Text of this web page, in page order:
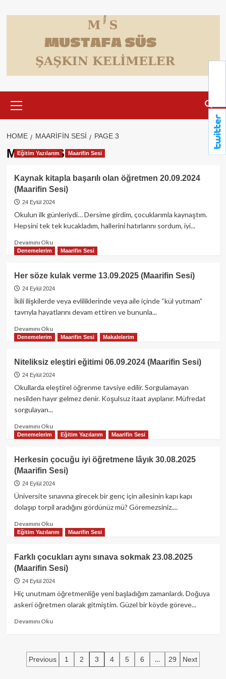
to
Menu
HOME MAARIFIN SESI PAGE 3
Maarifin Sesi
Eğitim Yazılarım Maarifin Sesi
Kaynak kitapla başarılı olan öğretmen 20.09.2024
(Maarifin Sesi)
24 Eylül 2024
Okulun ilk günleriydi… Dersime girdim, çocuklarımla kaynaştım.
Hepsini tek tek kucakladım, hallerini hatırlarını sordum, iyi...
Devamını OkuRead
more
kitapla
başarılı
olan
öğretmen
(Maarifin
Sesi)
Denemelerim Maarifin Sesi
Her söze kulak verme 13.09.2025 (Maarifin Sesi)
24 Eylül 2024
İkili ilişkilerde veya evliliklerinde veya aile içinde “kül yutmam”
tavrıyla hayatlarını devam ettiren ve bununla...
Devamını OkuRead
more
söze
kulak
verme
13.09.2025
(Maarifin
Sesi)
Denemelerim Maarifin Sesi Makalelerim
Niteliksiz eleştiri eğitimi 06.09.2024 (Maarifin Sesi)
24 Eylül 2024
Okullarda eleştirel öğrenme tavsiye edilir. Sorgulamayan
nesilden hayır gelmez denir. Koşulsuz itaat ayıplanır. Müfredat
sorgulayan...
Devamını OkuRead
more
eleştiri
eğitimi
06.09.2024
Denemelerim Eğitim Yazılarım Maarifin Sesi
Herkesin çocuğu iyi öğretmene lâyık 30.08.2025
(Maarifin Sesi)
24 Eylül 2024
Üniversite sınavına girecek bir genç için ailesinin kapı kapı
dolaşıp torpil aradığını gördünüz mü? Göremezsiniz....
Devamını OkuRead
more
çocuğu
iyi
öğretmene
lâyık
30.08.2025
(Maarifin
Eğitim Yazılarım Maarifin Sesi
Farklı çocukları aynı sınava sokmak 23.08.2025
(Maarifin Sesi)
24 Eylül 2024
Hiç unutmam öğretmenliğe yeni başladığım zamanlardı. Doğuya
askeri öğretmen olarak gitmiştim. Güzel bir köyde göreve...
Devamını OkuRead
çocukları
aynı
Yazı
Previous 1 2 3 4 5 6 … 29 Next